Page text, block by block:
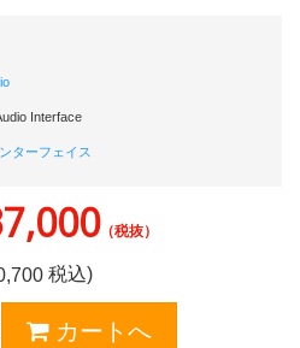
Interface
ターフェイス
（税抜）
税込)